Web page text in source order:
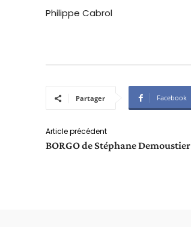
Philippe Cabrol
Partager Facebook
Article précédent
BORGO de Stéphane Demoustier